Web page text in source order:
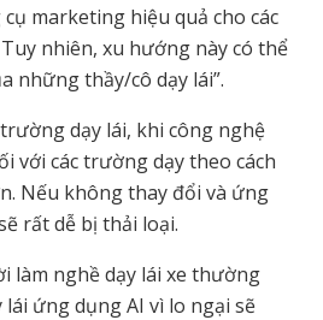
marketing hiệu quả cho các
nhiên, xu hướng này có thể
những thầy/cô dạy lái”.
dạy lái, khi công nghệ
với các trường dạy theo cách
Nếu không thay đổi và ứng
rất dễ bị thải loại.
làm nghề dạy lái xe thường
ứng dụng AI vì lo ngại sẽ